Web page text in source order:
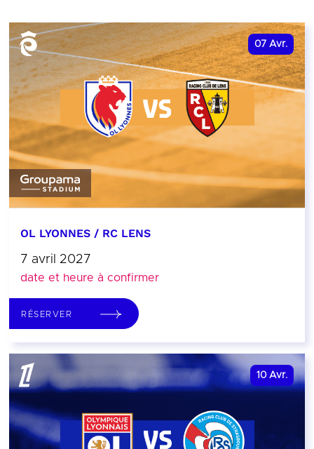
07 Avr.
OL LYONNES / RC LENS
7 avril 2027
date et heure à confirmer
RÉSERVER
10 Avr.